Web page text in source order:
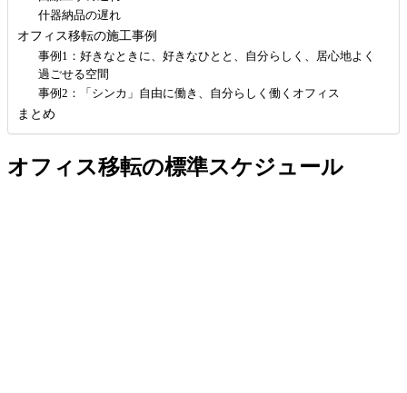
什器納品の遅れ
オフィス移転の施工事例
事例1：好きなときに、好きなひとと、自分らしく、居心地よく
過ごせる空間
事例2：「シンカ」自由に働き、自分らしく働くオフィス
まとめ
オフィス移転の標準スケジュール